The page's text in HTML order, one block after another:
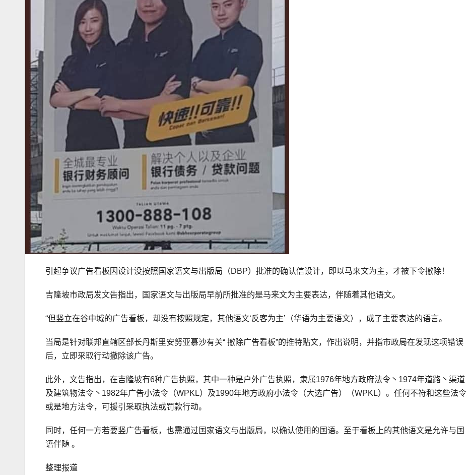
引起争议广告看板因设计没按照国家语文与出版局（DBP）批准的确认信设计，即以马来文为主，才被下令撤除！
吉隆坡市政局发文告指出，国家语文与出版局早前所批准的是马来文为主要表达，伴随着其他语文。
“但竖立在谷中城的广告看板，却没有按照规定，其他语文‘反客为主’（华语为主要语文），成了主要表达的语言。
当局是针对联邦直辖区部长丹斯里安努亚慕沙有关“ 撤除广告看板”的推特贴文，作出说明，并指市政局在发现这项错误
后，立即采取行动撤除该广告。
此外，文告指出，在吉隆坡有6种广告执照，其中一种是户外广告执照，隶属1976年地方政府法令丶1974年道路丶渠道
及建筑物法令丶1982年广告小法令（WPKL）及1990年地方政府小法令（大选广告）（WPKL）。任何不符和这些法令
或是地方法令，可援引采取执法或罚款行动。
同时，任何一方若要竖广告看板，也需通过国家语文与出版局，以确认使用的国语。至于看板上的其他语文是允许与国
语伴随 。
整理报道